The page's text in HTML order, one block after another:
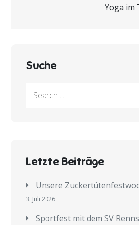
Yoga im
Suche
Letzte Beiträge
Unsere
3. Juli 2026
Sportfest mit dem SV